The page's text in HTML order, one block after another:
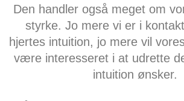
Den handler også meget om
styrke. Jo mere vi er i
hjertes intuition, jo mere vil
være interesseret i at udrette
intuition ønsker.